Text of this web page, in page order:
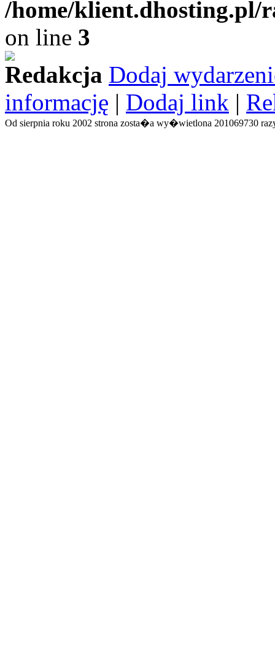
/home/
on line 3
Redakcja Dodaj
informację | Dodaj link |
Od sierpnia roku 2002 strona zosta�a wy�wietlona 201069730